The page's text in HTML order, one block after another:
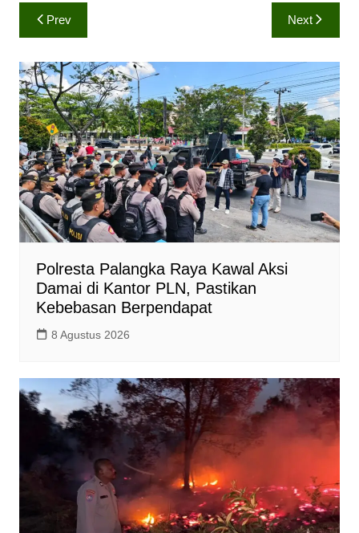
a
t
A
p
p
c
e
o
o
k
i
n
k
Navigasi
pos
Prev Next
Polresta Palangka Raya Kawal Aksi
Damai di Kantor PLN, Pastikan
Kebebasan Berpendapat
8 Agustus 2026